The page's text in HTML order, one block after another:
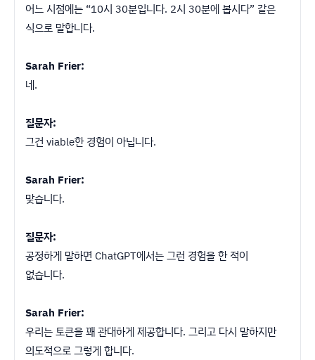
어느 시점에는 “10시 30분입니다. 2시 30분에 봅시다” 같은
식으로 말합니다.
Sarah Frier:
네.
질문자:
그건 viable한 경험이 아닙니다.
Sarah Frier:
맞습니다.
질문자:
공정하게 말하면 ChatGPT에서는 그런 경험을 한 적이
없습니다.
Sarah Frier:
우리는 토큰을 꽤 관대하게 제공합니다. 그리고 다시 말하지만
의도적으로 그렇게 합니다.